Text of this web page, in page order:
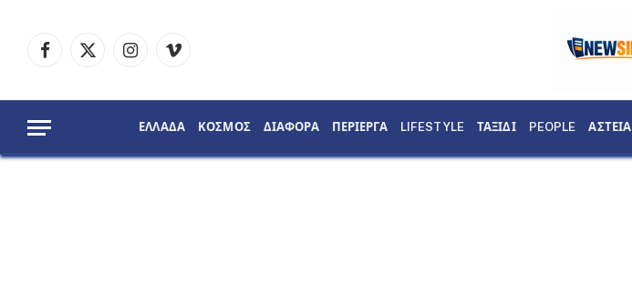
Facebook
X
InstagramVimeo
ΕΛΛΑΔΑ ΚΟΣΜΟΣ ΔΙΑΦΟΡΑ ΠΕΡΙΕΡΓΑ LIFESTYLE ΤΑΞΙΔΙ PEOPLE ΑΣΤΕΙΑ